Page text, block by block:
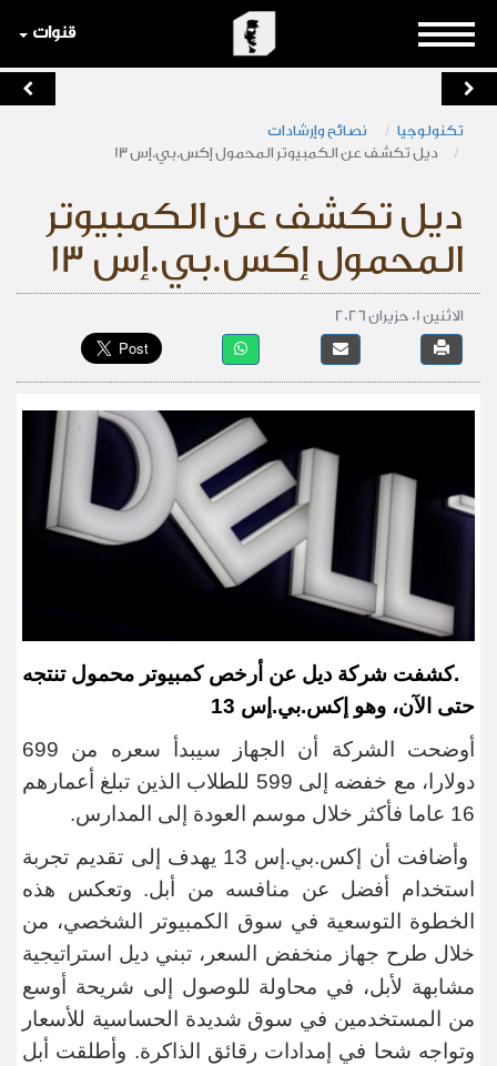
قنوات
تكنولوجيا
نصائح وإرشادات
ديل تكشف عن الكمبيوتر المحمول إكس.بي.إس 13
ديل تكشف عن الكمبيوتر
المحمول إكس.بي.إس 13
الاثنين 01 حزيران 2026
.كشفت شركة ديل عن أرخص كمبيوتر محمول تنتجه
حتى الآن، وهو إكس.بي.إس 13
أوضحت الشركة أن الجهاز سيبدأ سعره من 699
دولارا، مع خفضه إلى 599 للطلاب الذين تبلغ أعمارهم
16 عاما فأكثر خلال موسم العودة إلى المدارس
.
وأضافت أن إكس.بي.إس 13 يهدف إلى ​تقديم تجربة
استخدام أفضل عن منافسه من أبل. وتعكس هذه
الخطوة التوسعية ​في سوق الكمبيوتر الشخصي، من
خلال طرح جهاز منخفض السعر، تبني ديل استراتيجية
مشابهة لأبل، في محاولة للوصول إلى شريحة أوسع
من المستخدمين ​في سوق شديدة الحساسية للأسعار
وتواجه شحا في إمدادات رقائق الذاكرة. وأطلقت أبل